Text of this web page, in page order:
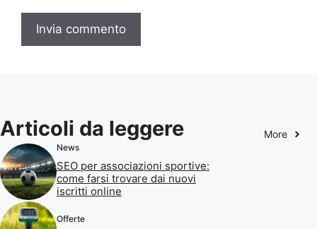
Articoli da leggere More
News
SEO per associazioni sportive:
come farsi trovare dai nuovi
iscritti online
Offerte